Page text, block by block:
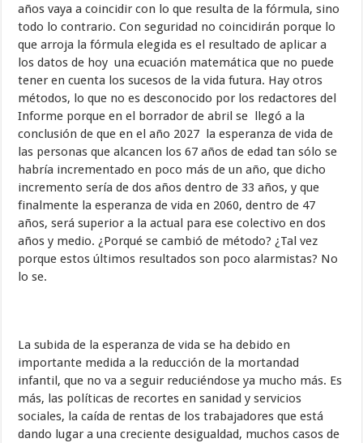
años vaya a coincidir con lo que resulta de la fórmula, sino
todo lo contrario. Con seguridad no coincidirán porque lo
que arroja la fórmula elegida es el resultado de aplicar a
los datos de hoy una ecuación matemática que no puede
tener en cuenta los sucesos de la vida futura. Hay otros
métodos, lo que no es desconocido por los redactores del
Informe porque en el borrador de abril se llegó a la
conclusión de que en el año 2027 la esperanza de vida de
las personas que alcancen los 67 años de edad tan sólo se
habría incrementado en poco más de un año, que dicho
incremento sería de dos años dentro de 33 años, y que
finalmente la esperanza de vida en 2060, dentro de 47
años, será superior a la actual para ese colectivo en dos
años y medio. ¿Porqué se cambió de método? ¿Tal vez
porque estos últimos resultados son poco alarmistas? No
lo se.
La subida de la esperanza de vida se ha debido en
importante medida a la reducción de la mortandad
infantil, que no va a seguir reduciéndose ya mucho más. Es
más, las políticas de recortes en sanidad y servicios
sociales, la caída de rentas de los trabajadores que está
dando lugar a una creciente desigualdad, muchos casos de